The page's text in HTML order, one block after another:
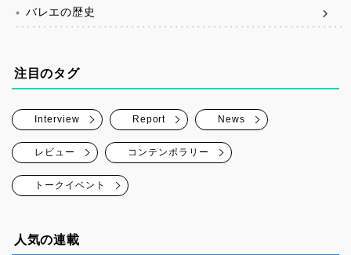
バレエの歴史
注目のタグ
Interview Report News
レビュー コンテンポラリー
トークイベント
人気の連載